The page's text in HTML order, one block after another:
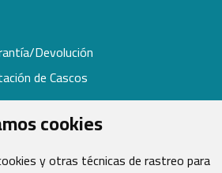
cookies
y otras técnicas de rastreo para
Devolución
de Cascos
13
- España